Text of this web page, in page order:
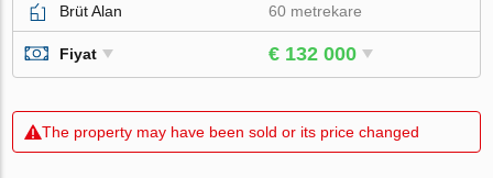
Brüt Alan
60 metrekare
Fiyat € 132 000
The property may have been sold or its price changed